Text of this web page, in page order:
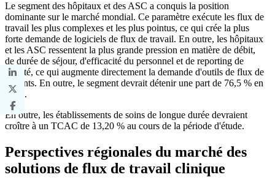
Le segment des hôpitaux et des ASC a conquis la position
dominante sur le marché mondial. Ce paramètre exécute les flux de
travail les plus complexes et les plus pointus, ce qui crée la plus
forte demande de logiciels de flux de travail. En outre, les hôpitaux
et les ASC ressentent la plus grande pression en matière de débit,
de durée de séjour, d'efficacité du personnel et de reporting de
qualité, ce qui augmente directement la demande d'outils de flux de
patients. En outre, le segment devrait détenir une part de 76,5 % en
2026.
En outre, les établissements de soins de longue durée devraient
croître à un TCAC de 13,20 % au cours de la période d'étude.
Perspectives régionales du marché des
solutions de flux de travail clinique